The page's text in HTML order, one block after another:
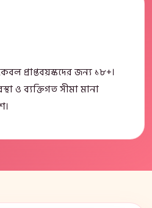
প্রাপ্তবয়স্কদের জন্য ১৮+।
ও ব্যক্তিগত সীমা মানা